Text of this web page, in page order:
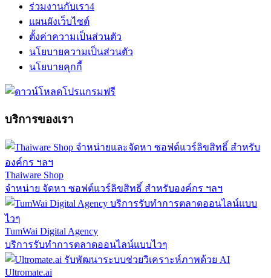
ร่วมงานกับเรา4
แผนผังเว็บไซต์
ตั้งค่าความเป็นส่วนตัว
นโยบายความเป็นส่วนตัว
นโยบายคุกกี้
บริการของเรา
Thaiware Shop
จำหน่าย จัดหา ซอฟต์แวร์ลิขสิทธิ์ สำหรับองค์กร ฯลฯ
TumWai Digital Agency
บริการรับทำการตลาดออนไลน์แบบไวๆ
Ultromate.ai